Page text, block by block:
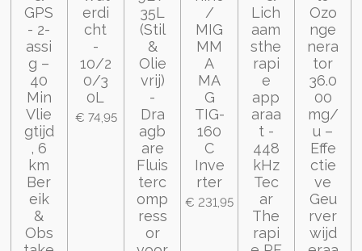
GPS
- 2-
assi
g –
40
Min
Vlie
gtijd
, 6
km
Ber
eik
&
Obs
erdi
cht
-
10/2
0/3
0L
€ 74,95
35L
(Stil
&
Olie
vrij)
-
Dra
agb
are
Fluis
terc
omp
ress
or
/
MIG
MM
A
MA
G
TIG-
160
C
Inve
rter
€ 231,95
Lich
aam
sthe
rapi
e
app
araa
t -
448
kHz
Tec
ar
The
rapi
Ozo
nge
nera
tor
36.0
00
mg/
u –
Effe
ctie
ve
Geu
rver
wijd